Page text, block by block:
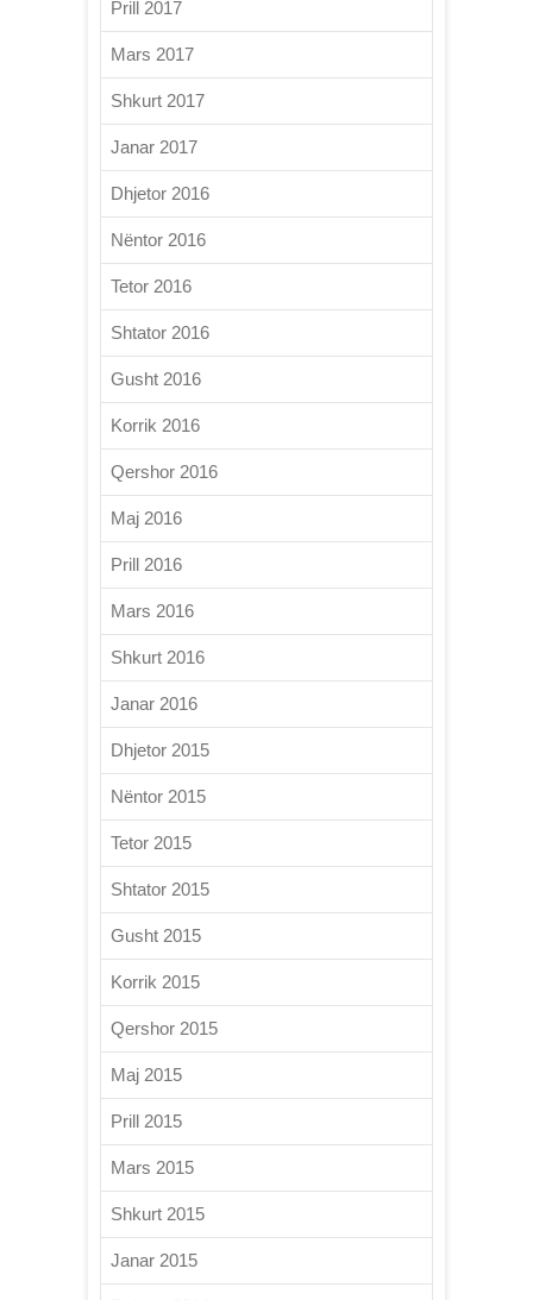
Prill 2017
Mars 2017
Shkurt 2017
Janar 2017
Dhjetor 2016
Nëntor 2016
Tetor 2016
Shtator 2016
Gusht 2016
Korrik 2016
Qershor 2016
Maj 2016
Prill 2016
Mars 2016
Shkurt 2016
Janar 2016
Dhjetor 2015
Nëntor 2015
Tetor 2015
Shtator 2015
Gusht 2015
Korrik 2015
Qershor 2015
Maj 2015
Prill 2015
Mars 2015
Shkurt 2015
Janar 2015